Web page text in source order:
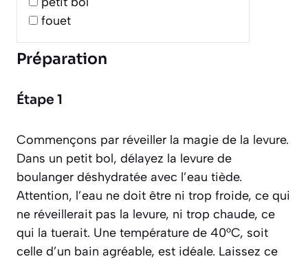
fouet
Préparation
Étape 1
Commençons par réveiller la magie de la levure.
Dans un petit bol, délayez la levure de
boulanger déshydratée avec l’eau tiède.
Attention, l’eau ne doit être ni trop froide, ce qui
ne réveillerait pas la levure, ni trop chaude, ce
qui la tuerait. Une température de 40°C, soit
celle d’un bain agréable, est idéale. Laissez ce